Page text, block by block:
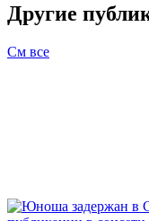
Другие
См все